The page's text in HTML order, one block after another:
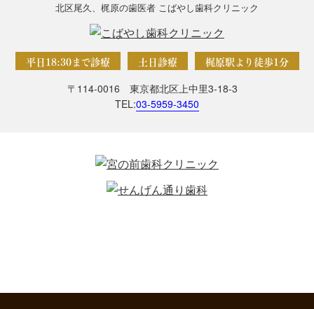
北区尾久、梶原の歯医者 こばやし歯科クリニック
平日18:30まで診療 土日診療 梶原駅より徒歩1分
〒114-0016 東京都北区上中里3-18-3
TEL:03-5959-3450